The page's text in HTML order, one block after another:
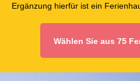
Ergänzung hierfür ist ein
Wählen Sie aus 75